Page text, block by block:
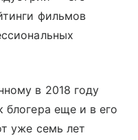
фильмов
в 2018 году
блогера еще и в его
уже семь лет